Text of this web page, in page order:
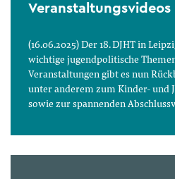
Veranstaltungsvideos
(16.06.2025) Der 18. DJHT in
wichtige jugendpolitische
Veranstaltungen gibt es nun
unter anderem zum Kinder- und
sowie zur spannenden